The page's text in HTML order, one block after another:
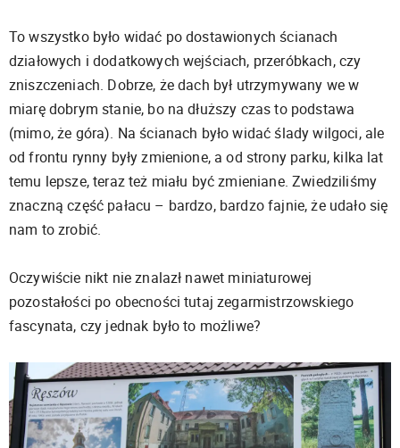
To wszystko było widać po dostawionych ścianach
działowych i dodatkowych wejściach, przeróbkach, czy
zniszczeniach. Dobrze, że dach był utrzymywany we w
miarę dobrym stanie, bo na dłuższy czas to podstawa
(mimo, że góra). Na ścianach było widać ślady wilgoci, ale
od frontu rynny były zmienione, a od strony parku, kilka lat
temu lepsze, teraz też miału być zmieniane. Zwiedziliśmy
znaczną część pałacu – bardzo, bardzo fajnie, że udało się
nam to zrobić.
Oczywiście nikt nie znalazł nawet miniaturowej
pozostałości po obecności tutaj zegarmistrzowskiego
fascynata, czy jednak było to możliwe?